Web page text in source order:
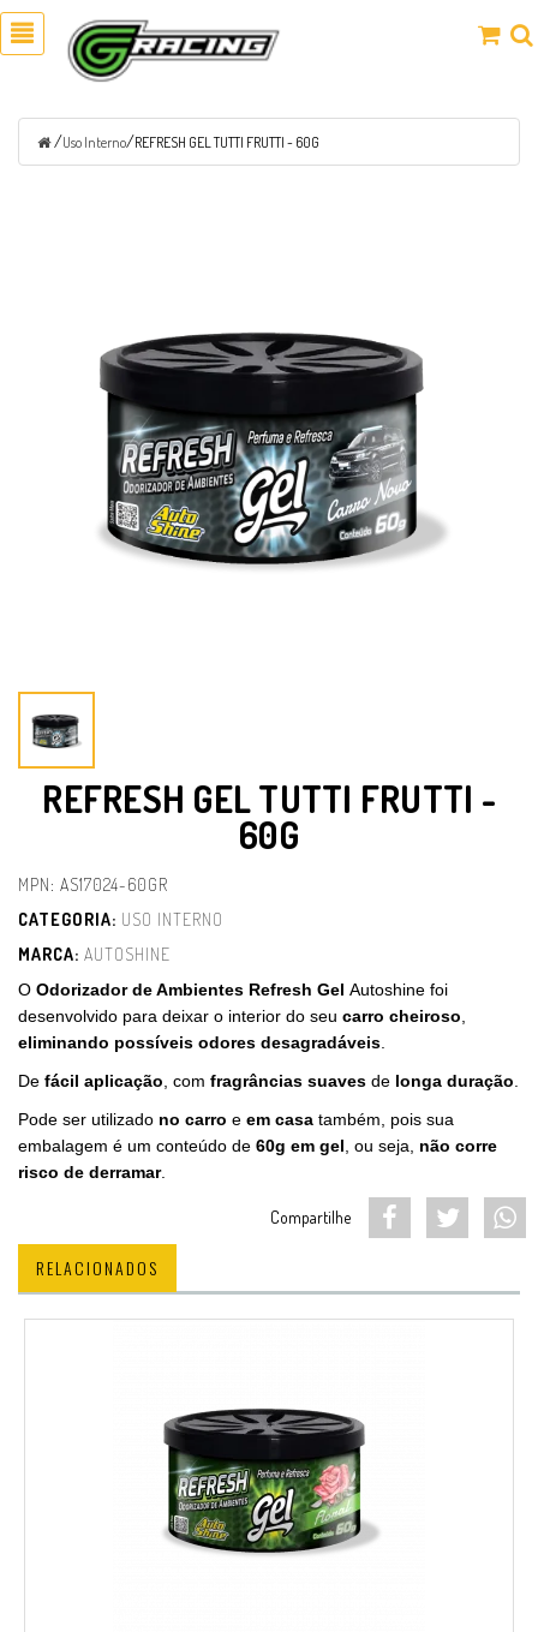
/Uso Interno/REFRESH GEL TUTTI FRUTTI - 60G
REFRESH GEL TUTTI FRUTTI -
60G
MPN: AS17024-60GR
CATEGORIA: USO INTERNO
MARCA: AUTOSHINE
O Odorizador de Ambientes Refresh Gel Autoshine foi
desenvolvido para deixar o interior do seu carro cheiroso,
eliminando possíveis odores desagradáveis.
De fácil aplicação, com fragrâncias suaves de longa duração.
Pode ser utilizado no carro e em casa também, pois sua
embalagem é um conteúdo de 60g em gel, ou seja, não corre
risco de derramar.
Compartilhe
RELACIONADOS